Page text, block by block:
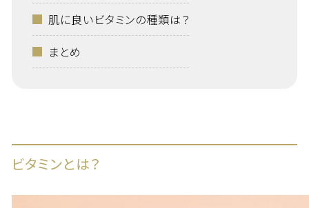
肌に良いビタミンの種類は？
まとめ
ビタミンとは？